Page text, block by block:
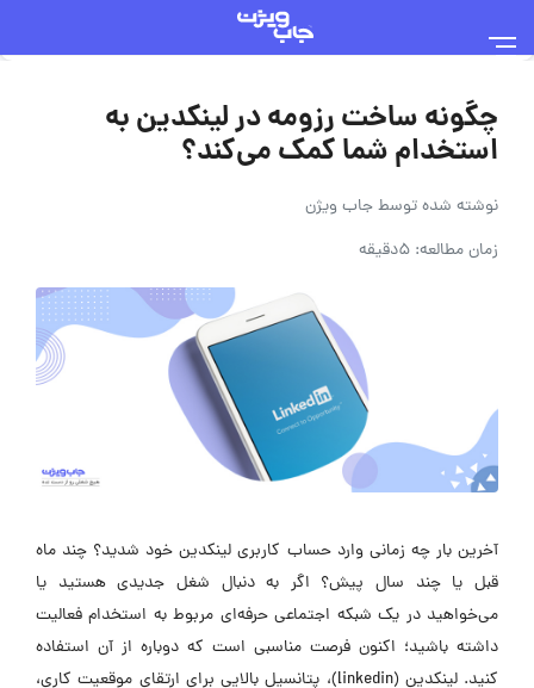
چگونه ساخت رزومه در لینکدین به
استخدام شما کمک می‌کند؟
نوشته شده توسطجاب ویژن
زمان مطالعه: 5دقیقه
آخرین بار چه زمانی وارد حساب کاربری لینکدین خود شدید؟ چند ماه
قبل یا چند سال پیش؟ اگر به دنبال شغل جدیدی هستید یا
می‌خواهید در یک شبکه اجتماعی حرفه‌ای مربوط به استخدام فعالیت
داشته باشید؛ اکنون فرصت مناسبی است که دوباره از آن استفاده
کنید. لینکدین (linkedin)، پتانسیل بالایی برای ارتقای موقعیت کاری،